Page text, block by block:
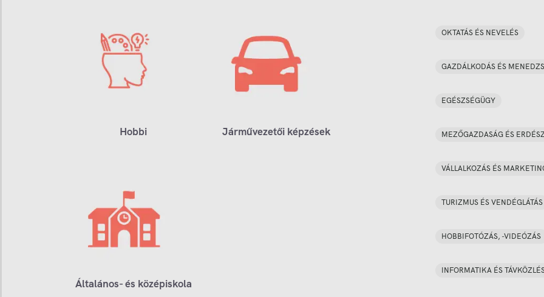
Hobbi Járművezetői képzések
Általános- és középiskola
OKTATÁS ÉS NEVELÉS
GAZDÁLKODÁS ÉS
EGÉSZSÉGÜGY
MEZŐGAZDASÁG ÉS
VÁLLALKOZÁS ÉS
TURIZMUS ÉS VENDÉGLÁTÁS
HOBBIFOTÓZÁS, -VIDEÓZÁS
INFORMATIKA ÉS